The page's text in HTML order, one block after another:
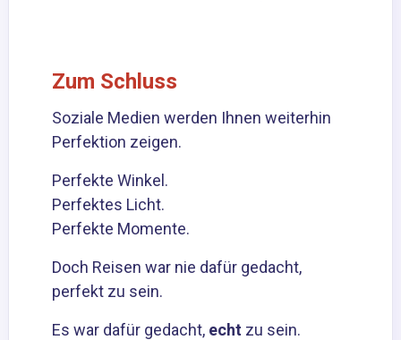
Zum Schluss
Soziale Medien werden Ihnen weiterhin
Perfektion zeigen.
Perfekte Winkel.
Perfektes Licht.
Perfekte Momente.
Doch Reisen war nie dafür gedacht,
perfekt zu sein.
Es war dafür gedacht, echt zu sein.